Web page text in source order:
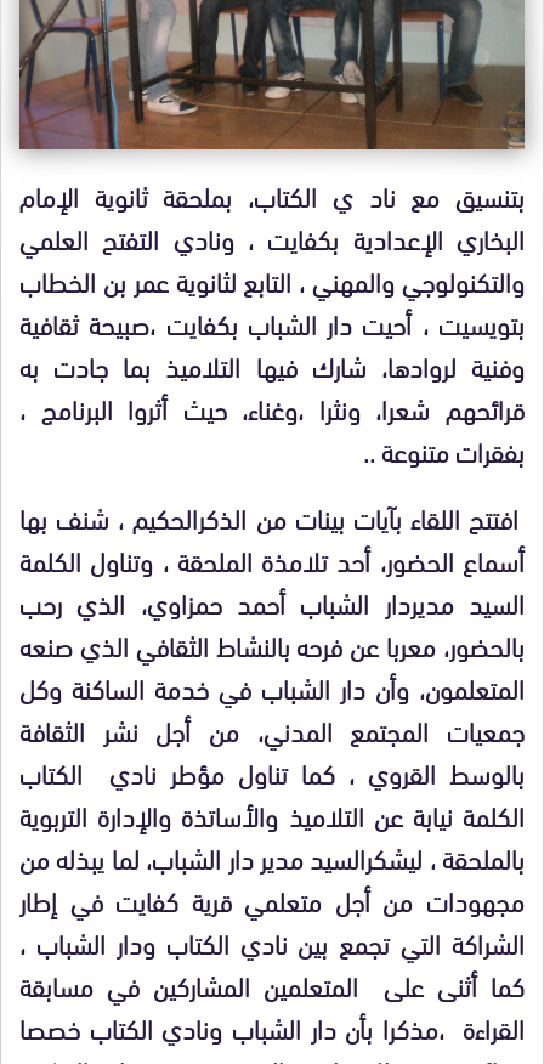
بتنسيق مع ناد ي الكتاب، بملحقة ثانوية الإمام
البخاري الإعدادية بكفايت ، ونادي التفتح العلمي
والتكنولوجي والمهني ، التابع لثانوية عمر بن الخطاب
بتويسيت ، أحيت دار الشباب بكفايت ،صبيحة ثقافية
وفنية لروادها، شارك فيها التلاميذ بما جادت به
قرائحهم شعرا، ونثرا ،وغناء، حيث أثروا البرنامج ،
بفقرات متنوعة ..
افتتح اللقاء بآيات بينات من الذكرالحكيم ، شنف بها
أسماع الحضور، أحد تلامذة الملحقة ، وتناول الكلمة
السيد مديردار الشباب أحمد حمزاوي، الذي رحب
بالحضور، معربا عن فرحه بالنشاط الثقافي الذي صنعه
المتعلمون، وأن دار الشباب في خدمة الساكنة وكل
جمعيات المجتمع المدني، من أجل نشر الثقافة
بالوسط القروي ، كما تناول مؤطر نادي الكتاب
الكلمة نيابة عن التلاميذ والأساتذة والإدارة التربوية
بالملحقة ، ليشكرالسيد مدير دار الشباب، لما يبذله من
مجهودات من أجل متعلمي قرية كفايت في إطار
الشراكة التي تجمع بين نادي الكتاب ودار الشباب ،
كما أثنى على المتعلمين المشاركين في مسابقة
القراءة ،مذكرا بأن دار الشباب ونادي الكتاب خصصا